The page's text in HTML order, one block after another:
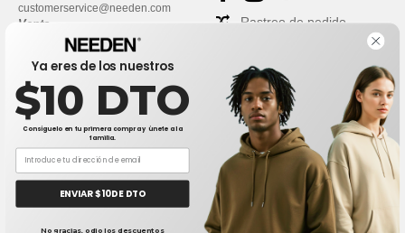
customerservice@needen.com
Venta
sales@needen.com
Rastreo de pedido
Hola
Ya eres de los nuestros
$10 DTO
Consíguelo en tu primera compra y únete a la
familia.
ENVIAR $10 DE DTO
No gracias, odio los descuentos